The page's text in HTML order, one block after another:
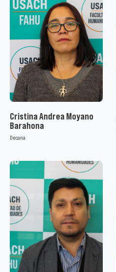
Cristina Andrea Moyano
Barahona
Decana